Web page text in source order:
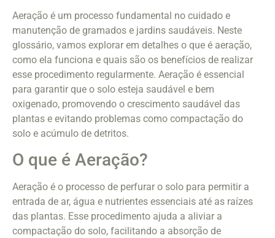
Aeração é um processo fundamental no cuidado e
manutenção de gramados e jardins saudáveis. Neste
glossário, vamos explorar em detalhes o que é aeração,
como ela funciona e quais são os benefícios de realizar
esse procedimento regularmente. Aeração é essencial
para garantir que o solo esteja saudável e bem
oxigenado, promovendo o crescimento saudável das
plantas e evitando problemas como compactação do
solo e acúmulo de detritos.
O que é Aeração?
Aeração é o processo de perfurar o solo para permitir a
entrada de ar, água e nutrientes essenciais até as raízes
das plantas. Esse procedimento ajuda a aliviar a
compactação do solo, facilitando a absorção de